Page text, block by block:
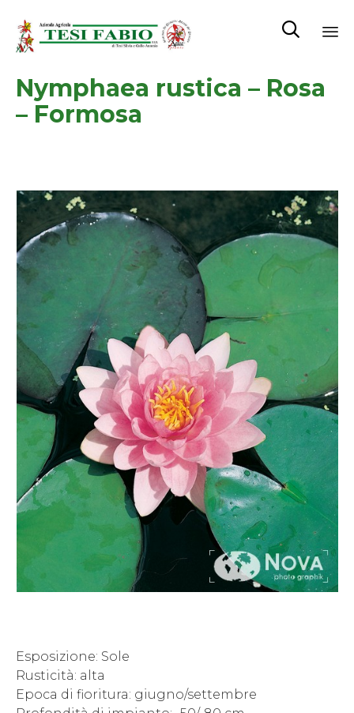

Nymphaea rustica – Rosa
– Formosa
Esposizione: Sole
Rusticità: alta
Epoca di fioritura: giugno/settembre